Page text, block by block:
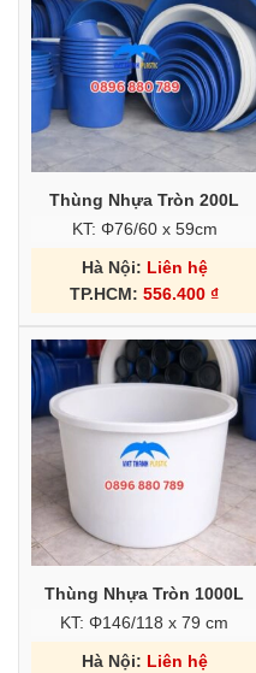
Thùng Nhựa Tròn 200L
KT: Φ76/60 x 59cm
Hà Nội: Liên hệ
TP.HCM: 556.400 ₫
Thùng Nhựa Tròn 1000L
KT: Φ146/118 x 79 cm
Hà Nội: Liên hệ